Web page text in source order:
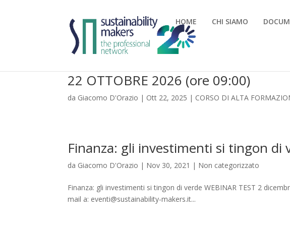
HOME CHI SIAMO
22 OTTOBRE 2026 (ore 09:00)
da Giacomo D'Orazio | Ott 22, 2025 | CORSO DI ALTA
Finanza: gli investimenti si tingon di
da Giacomo D'Orazio | Nov 30, 2021 | Non categorizzato
Finanza: gli investimenti si tingon di verde WEBINAR TEST 2
mail a: eventi@sustainability-makers.it...